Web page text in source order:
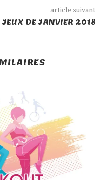
article suivant
DE JANVIER 2018